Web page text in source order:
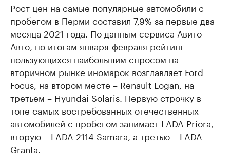
Рост цен на самые популярные автомобили с
пробегом в Перми составил 7,9% за первые два
месяца 2021 года. По данным сервиса Авито
Авто, по итогам января-февраля рейтинг
пользующихся наибольшим спросом на
вторичном рынке иномарок возглавляет Ford
Focus, на втором месте – Renault Logan, на
третьем – Hyundai Solaris. Первую строчку в
топе самых востребованных отечественных
автомобилей с пробегом занимает LADA Priora,
вторую – LADA 2114 Samara, а третью – LADA
Granta.